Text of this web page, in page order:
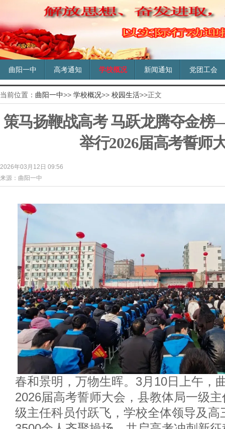
曲阳一中 高考通知 学校概况 新闻通知 党团工会
当前位置： 曲阳一中>> 学校概况>> 校园生活>>正文
策马扬鞭战高考 马跃龙腾夺金榜
举行2026届高考誓师
2026年03月12日 09:56
来源：曲阳一中
春和景明，万物生晖。3月10日上午，
2026届高考誓师大会，县教体局一级
级主任科员付跃飞，学校全体领导及高